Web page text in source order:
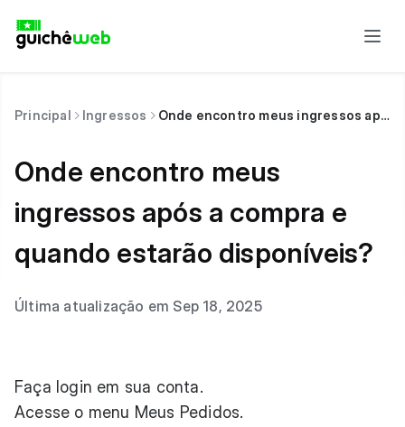
Principal Ingressos Onde encontro meus ingressos após a compra e quando estarão disponíveis?
Onde encontro meus
ingressos após a compra e
quando estarão disponíveis?
Última atualização em Sep 18, 2025
Faça login em sua conta.
Acesse o menu Meus Pedidos.